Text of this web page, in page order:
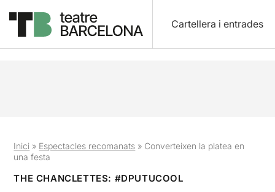
Cartellera i entrades
Inici » Espectacles recomanats » Converteixen la platea en
una festa
THE CHANCLETTES: #DPUTUCOOL